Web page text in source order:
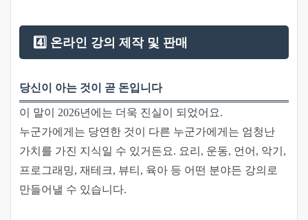
4️⃣ 온라인 강의 제작 및 판매
당신이 아는 것이 곧 돈입니다
이 말이 2026년에는 더욱 진실이 되었어요.
누군가에게는 당연한 것이 다른 누군가에게는 엄청난
가치를 가진 지식일 수 있거든요. 요리, 운동, 언어, 악기,
프로그래밍, 재테크, 뷰티, 육아 등 어떤 분야든 강의로
만들어낼 수 있습니다.